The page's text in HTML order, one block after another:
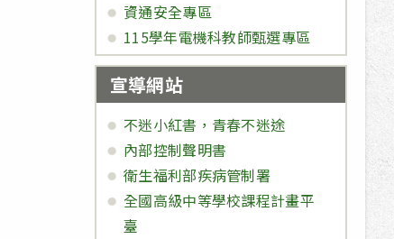
資通安全專區
115學年電機科教師甄選專區
宣導網站
不迷小紅書，青春不迷途
內部控制聲明書
衛生福利部疾病管制署
全國高級中等學校課程計畫平
臺